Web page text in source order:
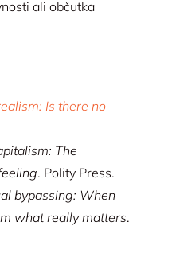
ali občutka
Is there no
The
. Polity Press.
bypassing: When
what really matters.